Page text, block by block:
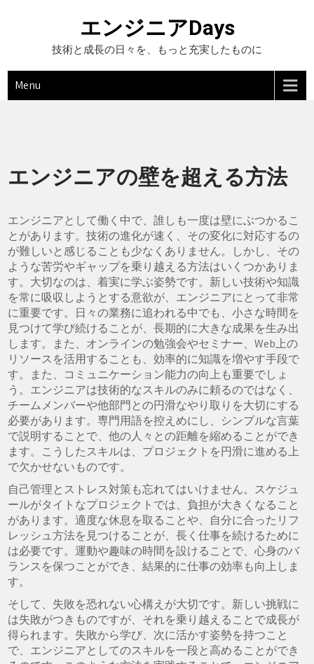
エンジニアDays
技術と成長の日々を、もっと充実したものに
Menu
エンジニアの壁を超える方法
エンジニアとして働く中で、誰しも一度は壁にぶつかるこ
とがあります。技術の進化が速く、その変化に対応するの
が難しいと感じることも少なくありません。しかし、その
ような苦労やギャップを乗り越える方法はいくつかありま
す。大切なのは、着実に学ぶ姿勢です。新しい技術や知識
を常に吸収しようとする意欲が、エンジニアにとって非常
に重要です。日々の業務に追われる中でも、小さな時間を
見つけて学び続けることが、長期的に大きな成果を生み出
します。また、オンラインの勉強会やセミナー、Web上の
リソースを活用することも、効率的に知識を増やす手段で
す。また、コミュニケーション能力の向上も重要でしょ
う。エンジニアは技術的なスキルのみに頼るのではなく、
チームメンバーや他部門との円滑なやり取りを大切にする
必要があります。専門用語を控えめにし、シンプルな言葉
で説明することで、他の人々との距離を縮めることができ
ます。こうしたスキルは、プロジェクトを円滑に進める上
で欠かせないものです。
自己管理とストレス対策も忘れてはいけません。スケジュ
ールがタイトなプロジェクトでは、負担が大きくなること
があります。適度な休息を取ることや、自分に合ったリフ
レッシュ方法を見つけることが、長く仕事を続けるために
は必要です。運動や趣味の時間を設けることで、心身のバ
ランスを保つことができ、結果的に仕事の効率も向上しま
す。
そして、失敗を恐れない心構えが大切です。新しい挑戦に
は失敗がつきものですが、それを乗り越えることで成長が
得られます。失敗から学び、次に活かす姿勢を持つこと
で、エンジニアとしてのスキルを一段と高めることができ